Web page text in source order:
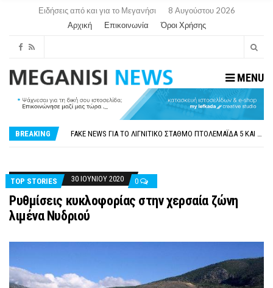
Ειδήσεις από και για το Μεγανήσι
8 Αυγούστου 2026
Αρχική
Επικοινωνία Όροι Χρήσης
MENU
BREAKING
ΠΑΡΑΙΤΉΘΗΚΕ Η ΑΝΤΙΔΉΜΑΡΧΟΣ ΠΟΛΙΤΙΣΜΟΎ ΜΕΓΑΝΗΣΊΟΥ Κ . ΕΥΑΓΓΕΛΊΑ ΜΕΛΆ. Η ΕΠΙΣΤΟΛΉ ΤΗΣ ΠΑΡΑΊΤΗΣΗΣ
FAKE NEWS ΓΙΑ ΤΟ ΛΙΓΝΙΤΙΚΌ ΣΤΑΘΜΌ ΠΤΟΛΕΜΑΪ́ΔΑ 5 ΚΑΙ ΤΗΝ ΕΝΕΡΓΕΙΑΚΉ ΑΣΦΆΛΕΙΑ ΤΗΣ ΧΏΡΑΣ
TOP STORIES
30 ΙΟΥΝΊΟΥ 2020 0
Ρυθμίσεις κυκλοφορίας στην χερσαία ζώνη
λιμένα Νυδριού